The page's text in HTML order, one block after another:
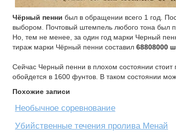
Чёрный пенни был в обращении всего 1 год.
выбором. Почтовый штемпель любого тона был
Но, тем не менее, за один год марки Черный
тираж марки Чёрный пенни составил 68808000
Сейчас Черный пенни в плохом состоянии
обойдется в 1600 фунтов. В таком состоянии
Похожие записи
Необычное соревнование
Убийственные течения пролива Менай